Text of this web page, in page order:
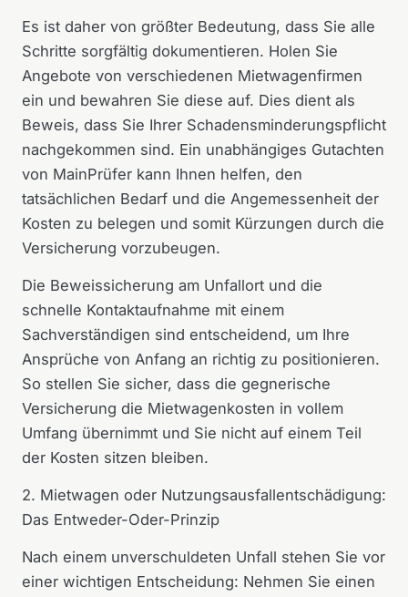
Es ist daher von größter Bedeutung, dass Sie alle
Schritte sorgfältig dokumentieren. Holen Sie
Angebote von verschiedenen Mietwagenfirmen
ein und bewahren Sie diese auf. Dies dient als
Beweis, dass Sie Ihrer Schadensminderungspflicht
nachgekommen sind. Ein unabhängiges Gutachten
von MainPrüfer kann Ihnen helfen, den
tatsächlichen Bedarf und die Angemessenheit der
Kosten zu belegen und somit Kürzungen durch die
Versicherung vorzubeugen.
Die Beweissicherung am Unfallort und die
schnelle Kontaktaufnahme mit einem
Sachverständigen sind entscheidend, um Ihre
Ansprüche von Anfang an richtig zu positionieren.
So stellen Sie sicher, dass die gegnerische
Versicherung die Mietwagenkosten in vollem
Umfang übernimmt und Sie nicht auf einem Teil
der Kosten sitzen bleiben.
2. Mietwagen oder Nutzungsausfallentschädigung:
Das Entweder-Oder-Prinzip
Nach einem unverschuldeten Unfall stehen Sie vor
einer wichtigen Entscheidung: Nehmen Sie einen